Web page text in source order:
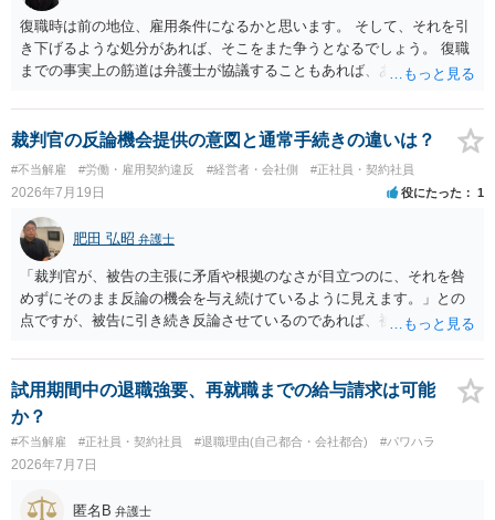
復職時は前の地位、雇用条件になるかと思います。 そして、それを引
き下げるような処分があれば、そこをまた争うとなるでしょう。 復職
までの事実上の筋道は弁護士が協議することもあれば、あなたがご自
ょうから、別途費用が発生することもありますが、出勤日時の設定く
らいならサービスでしてくれるかもしれません。
裁判官の反論機会提供の意図と通常手続きの違いは？
#不当解雇 #労働・雇用契約違反 #経営者・会社側 #正社員・契約社員
2026年7月19日 役にたった 1
肥田 弘昭 弁護士
「裁判官が、被告の主張に矛盾や根拠のなさが目立つのに、それを咎
めずにそのまま反論の機会を与え続けているように見えます。」との
点ですが、被告に引き続き反論させているのであれば、被告の主張が
くしている場合があります。被告がこれ以上ありませんと言えば終わ
るかと思います。ご参考にしてください。
試用期間中の退職強要、再就職までの給与請求は可能
か？
#不当解雇 #正社員・契約社員 #退職理由(自己都合・会社都合) #パワハラ
2026年7月7日
匿名B 弁護士